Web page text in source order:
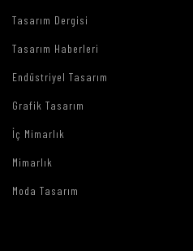
Tasarım Dergisi
Tasarım Haberleri
Endüstriyel Tasarım
Grafik Tasarım
İç Mimarlık
Mimarlık
Moda Tasarım